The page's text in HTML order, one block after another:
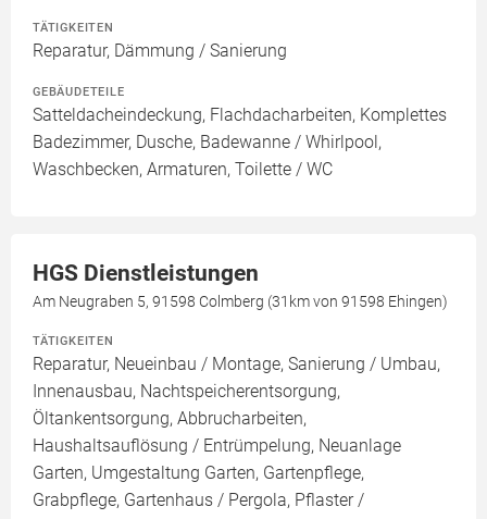
TÄTIGKEITEN
Reparatur, Dämmung / Sanierung
GEBÄUDETEILE
Satteldacheindeckung, Flachdacharbeiten, Komplettes
Badezimmer, Dusche, Badewanne / Whirlpool,
Waschbecken, Armaturen, Toilette / WC
HGS Dienstleistungen
Am Neugraben 5, 91598 Colmberg (31km von 91598 Ehingen)
TÄTIGKEITEN
Reparatur, Neueinbau / Montage, Sanierung / Umbau,
Innenausbau, Nachtspeicherentsorgung,
Öltankentsorgung, Abbrucharbeiten,
Haushaltsauflösung / Entrümpelung, Neuanlage
Garten, Umgestaltung Garten, Gartenpflege,
Grabpflege, Gartenhaus / Pergola, Pflaster /